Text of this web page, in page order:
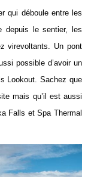
qui déboule entre les
depuis le sentier, les
virevoltants. Un pont
possible d’avoir un
Lookout. Sachez que
mais qu’il est aussi
Falls et Spa Thermal